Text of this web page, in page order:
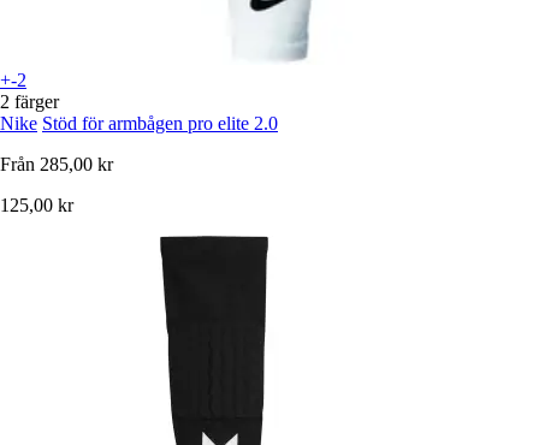
+-2
2 färger
Nike Stöd för armbågen pro elite 2.0
Från 285,00 kr
125,00 kr